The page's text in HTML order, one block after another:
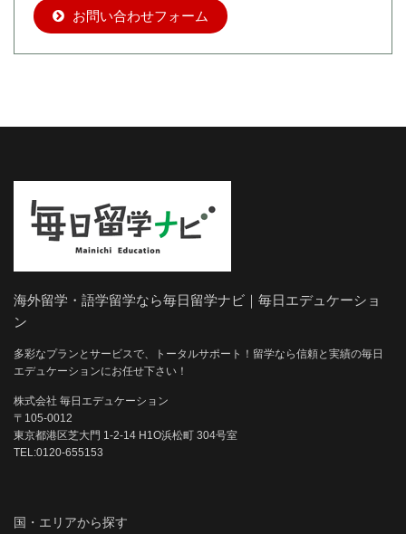
お問い合わせフォーム
海外留学・語学留学なら毎日留学ナビ｜毎日エデュケーショ
ン
多彩なプランとサービスで、トータルサポート！留学なら信頼と実績の毎日
エデュケーションにお任せ下さい！
株式会社 毎日エデュケーション
〒105-0012
東京都港区芝大門 1-2-14 H1O浜松町 304号室
TEL:0120-655153
国・エリアから探す